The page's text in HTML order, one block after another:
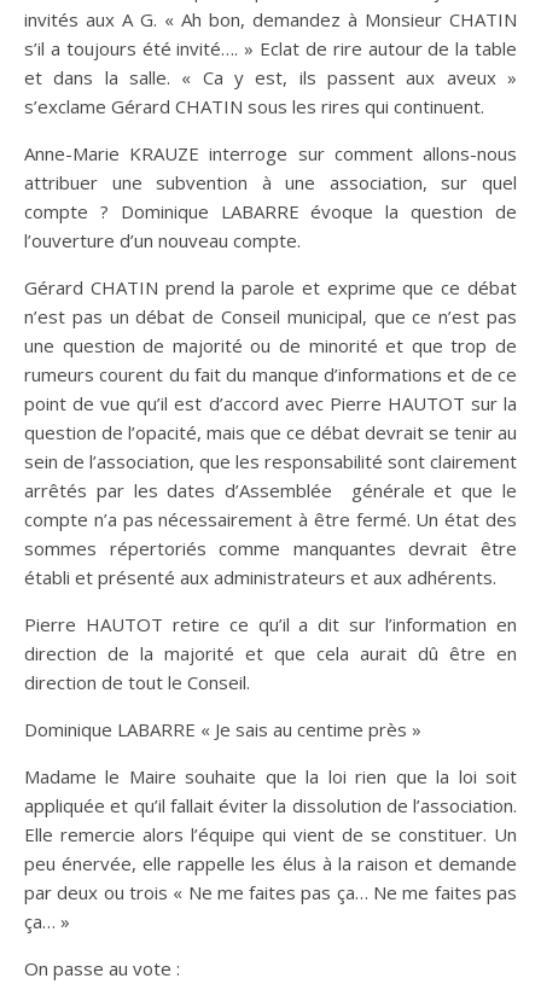
invités aux A G. « Ah bon, demandez à Monsieur CHATIN
s’il a toujours été invité…. » Eclat de rire autour de la table
et dans la salle. « Ca y est, ils passent aux aveux »
s’exclame Gérard CHATIN sous les rires qui continuent.
Anne-Marie KRAUZE interroge sur comment allons-nous
attribuer une subvention à une association, sur quel
compte ? Dominique LABARRE évoque la question de
l’ouverture d’un nouveau compte.
Gérard CHATIN prend la parole et exprime que ce débat
n’est pas un débat de Conseil municipal, que ce n’est pas
une question de majorité ou de minorité et que trop de
rumeurs courent du fait du manque d’informations et de ce
point de vue qu’il est d’accord avec Pierre HAUTOT sur la
question de l’opacité, mais que ce débat devrait se tenir au
sein de l’association, que les responsabilité sont clairement
arrêtés par les dates d’Assemblée générale et que le
compte n’a pas nécessairement à être fermé. Un état des
sommes répertoriés comme manquantes devrait être
établi et présenté aux administrateurs et aux adhérents.
Pierre HAUTOT retire ce qu’il a dit sur l’information en
direction de la majorité et que cela aurait dû être en
direction de tout le Conseil.
Dominique LABARRE « Je sais au centime près »
Madame le Maire souhaite que la loi rien que la loi soit
appliquée et qu’il fallait éviter la dissolution de l’association.
Elle remercie alors l’équipe qui vient de se constituer. Un
peu énervée, elle rappelle les élus à la raison et demande
par deux ou trois « Ne me faites pas ça… Ne me faites pas
ça… »
On passe au vote :